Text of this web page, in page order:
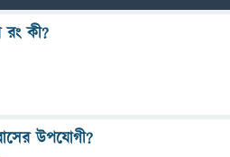
রং কী?
উপযোগী?